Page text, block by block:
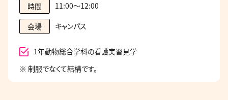
時間 11:00～12:00
会場 キャンパス
1年動物総合学科の看護実習見学
※ 制服でなくて結構です。